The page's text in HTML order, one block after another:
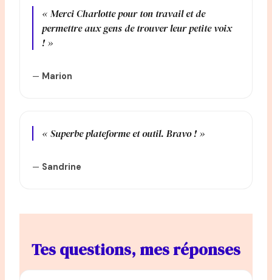
« Merci Charlotte pour ton travail et de
permettre aux gens de trouver leur petite voix
! »
— Marion
« Superbe plateforme et outil. Bravo ! »
— Sandrine
Tes questions, mes réponses